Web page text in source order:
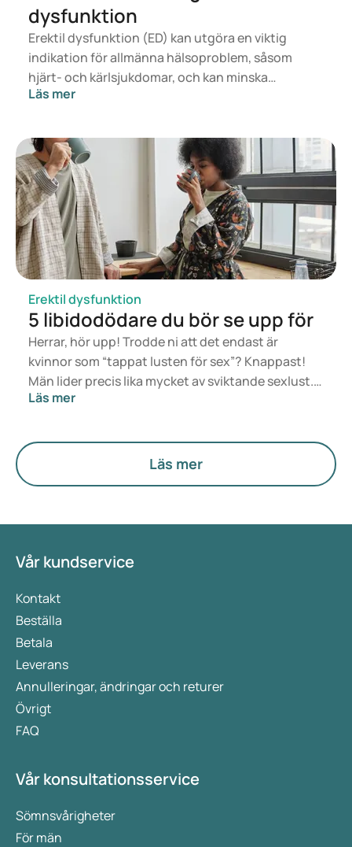
dysfunktion
Erektil dysfunktion (ED) kan utgöra en viktig
indikation för allmänna hälsoproblem, såsom
hjärt- och kärlsjukdomar, och kan minska
livskvaliteten avsevärt. I den här artikeln utforskar
eventuellt förbättra besvär vid erektil dysfunktion.
Vi förklarar vad erektil dysfunktion är, vilka
näringsfaktorer som inverkar och vilka kostråd
som kan hjälpa till att ge lindring vid detta
tillstånd.
Läs mer
Erektil dysfunktion
5 libidodödare du bör se upp för
Herrar, hör upp! Trodde ni att det endast är
kvinnor som “tappat lusten för sex”? Knappast!
Män lider precis lika mycket av sviktande sexlust.
Som tur är, kan ett sänkt libido undvikas och
de fem främsta libidodödarna. Undvik dessa
orosmoment och bli på nytt en tiger i sängen!
Läs mer
Läs mer
Vår kundservice
Kontakt
Beställa
Betala
Leverans
Annulleringar, ändringar och returer
Övrigt
FAQ
Vår konsultationsservice
Sömnsvårigheter
För män